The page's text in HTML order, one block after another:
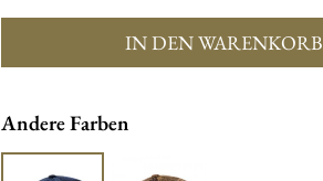
IN DEN WARENKORB
Andere Farben